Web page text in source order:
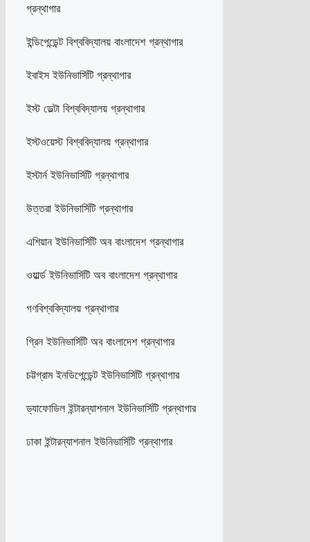
গ্রন্থাগার
ইন্ডিপেন্ডেন্ট বিশ্ববিদ্যালয় বাংলাদেশ গ্রন্থাগার
ইবাইস ইউনিভার্সিটি গ্রন্থাগার
ইস্ট ডেল্টা বিশ্ববিদ্যালয় গ্রন্থাগার
ইস্টওয়েস্ট বিশ্ববিদ্যালয় গ্রন্থাগার
ইস্টার্ন ইউনিভার্সিটি গ্রন্থাগার
উত্তরা ইউনিভার্সিটি গ্রন্থাগার
এশিয়ান ইউনিভার্সিটি অব বাংলাদেশ গ্রন্থাগার
ওয়ার্ল্ড ইউনিভার্সিটি অব বাংলাদেশ গ্রন্থাগার
গণবিশ্ববিদ্যালয় গ্রন্থাগার
গ্রিন ইউনিভার্সিটি অব বাংলাদেশ গ্রন্থাগার
চট্টগ্রাম ইনডিপেন্ডেন্ট ইউনিভার্সিটি গ্রন্থাগার
ড্যাফোডিল ইন্টারন্যাশনাল ইউনিভার্সিটি গ্রন্থাগার
ঢাকা ইন্টারন্যাশনাল ইউনিভার্সিটি গ্রন্থাগার